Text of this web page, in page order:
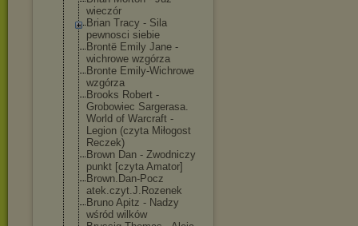
wieczór
Brian Tracy - Sila
pewnosci siebie
Brontë Emily Jane -
wichrowe wzgórza
Bronte Emily-Wichrowe
wzgórza
Brooks Robert -
Grobowiec Sargerasa.
World of Warcraft -
Legion (czyta Miłogost
Reczek)
Brown Dan - Zwodniczy
punkt [czyta Amator]
Brown.Dan-Pocz
atek.czyt.J.Rozenek
Bruno Apitz - Nadzy
wśród wilków